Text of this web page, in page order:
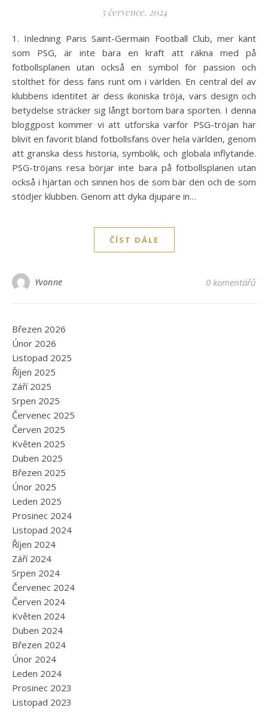
5 července, 2024
1. Inledning Paris Saint-Germain Football Club, mer känt
som PSG, är inte bara en kraft att räkna med på
fotbollsplanen utan också en symbol för passion och
stolthet för dess fans runt om i världen. En central del av
klubbens identitet är dess ikoniska tröja, vars design och
betydelse sträcker sig långt bortom bara sporten. I denna
bloggpost kommer vi att utforska varför PSG-tröjan har
blivit en favorit bland fotbollsfans över hela världen, genom
att granska dess historia, symbolik, och globala inflytande.
PSG-tröjans resa börjar inte bara på fotbollsplanen utan
också i hjärtan och sinnen hos de som bär den och de som
stödjer klubben. Genom att dyka djupare in…
ČÍST DÁLE
Yvonne 0 komentářů
Březen 2026
Únor 2026
Listopad 2025
Říjen 2025
Září 2025
Srpen 2025
Červenec 2025
Červen 2025
Květen 2025
Duben 2025
Březen 2025
Únor 2025
Leden 2025
Prosinec 2024
Listopad 2024
Říjen 2024
Září 2024
Srpen 2024
Červenec 2024
Červen 2024
Květen 2024
Duben 2024
Březen 2024
Únor 2024
Leden 2024
Prosinec 2023
Listopad 2023